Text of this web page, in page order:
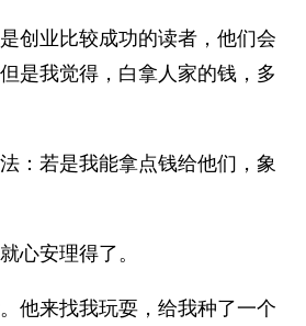
创业比较成功的读者，他们会
是我觉得，白拿人家的钱，多
：若是我能拿点钱给他们，象
心安理得了。
他来找我玩耍，给我种了一个